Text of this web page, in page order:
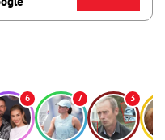
6 7 3